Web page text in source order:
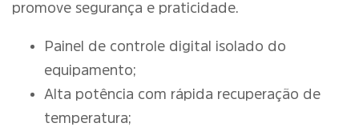
promove segurança e praticidade.
Painel de controle digital isolado do
equipamento;
Alta potência com rápida recuperação de
temperatura;